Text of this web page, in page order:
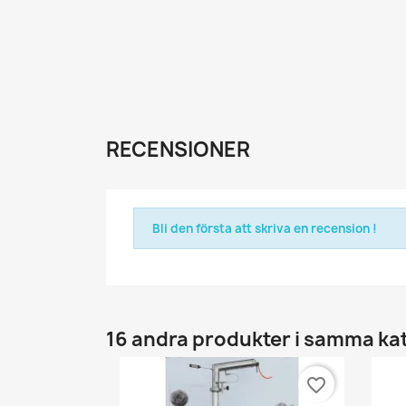
RECENSIONER
Bli den första att skriva en recension !
16 andra produkter i samma
favorite_border